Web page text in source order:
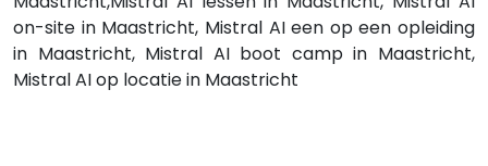
on-site in Maastricht, Mistral AI een op een opleiding
in Maastricht, Mistral AI boot camp in Maastricht,
Mistral AI op locatie in Maastricht